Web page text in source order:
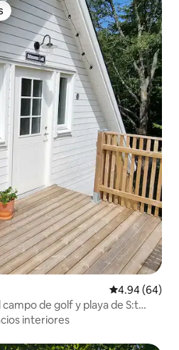
Calificación
4.94 (64)
de golf y playa de S:t
interiores